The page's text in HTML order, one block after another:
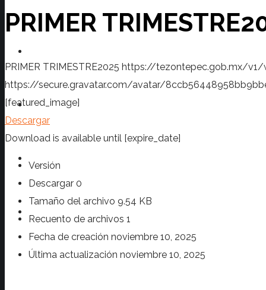
Prensa
PRIMER
PRIMER TRIMESTRE2025 https://tezontepec.gob.mx/
https://secure.gravatar.com/avatar/
[featured_image]
Descargar
Download is available until [expire_date]
Versión
Descargar 0
Tamaño del archivo 9.54 KB
Recuento de archivos 1
Fecha de creación noviembre 10, 2025
Última actualización noviembre 10, 2025